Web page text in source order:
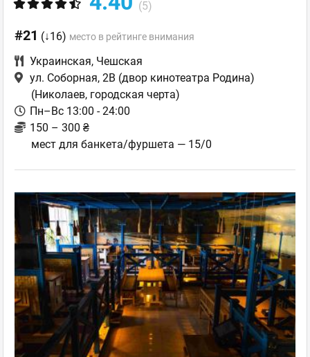
(5)
#21 (↓16) место в рейтинге внимания
Украинская, Чешская
ул. Соборная, 2В (двор кинотеатра Родина)
(Николаев, городская черта)
Пн–Вс 13:00 - 24:00
150 – 300 ₴
мест для банкета/фуршета — 15/0